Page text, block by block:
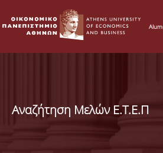
Αναζήτηση Μελών Ε.Τ.Ε.Π